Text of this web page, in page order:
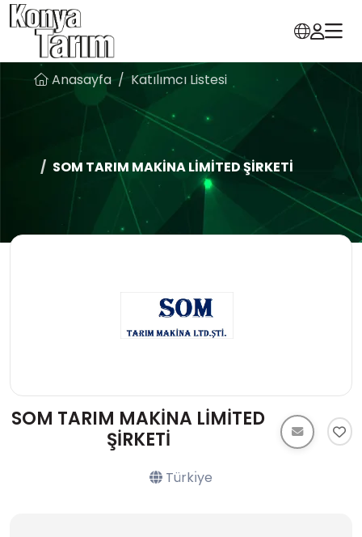
Anasayfa Katılımcı Listesi
SOM TARIM MAKİNA LİMİTED ŞİRKETİ
SOM TARIM MAKİNA LİMİTED
ŞİRKETİ
Türkı̇ye